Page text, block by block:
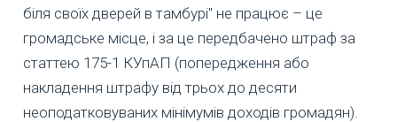
біля своїх дверей в тамбурі" не працює – це
громадське місце, і за це передбачено штраф за
статтею 175-1 КУпАП (попередження або
накладення штрафу від трьох до десяти
неоподатковуваних мінімумів доходів громадян).